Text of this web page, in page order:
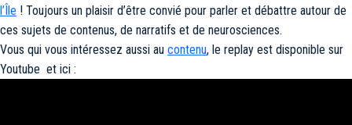
l’Île ! Toujours un plaisir d’être convié pour parler et débattre autour de
ces sujets de contenus, de narratifs et de neurosciences.
Vous qui vous intéressez aussi au contenu, le replay est disponible sur
Youtube et ici :